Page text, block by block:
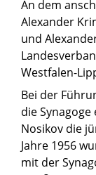
An dem
Alexander
und
Westfalen-
Bei der
die
Nosikov die
Jahre 1956
mit der